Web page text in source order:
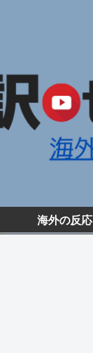
海外の反応